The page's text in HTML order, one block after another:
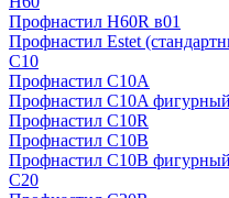
Профнастил H60R в01
Профнастил Estet
C10
Профнастил С10A
Профнастил С10A фигурный
Профнастил С10R
Профнастил С10В
Профнастил С10В фигурный
C20